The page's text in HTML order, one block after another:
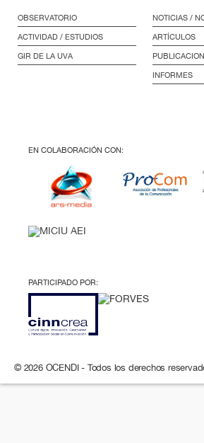
OBSERVATORIO
ACTIVIDAD / ESTUDIOS
GIR DE LA UVA
NOTICIAS /
ARTÍCULOS
INFORMES
EN COLABORACIÓN CON:
PARTICIPADO POR:
© 2026 OCENDI - Todos los derechos